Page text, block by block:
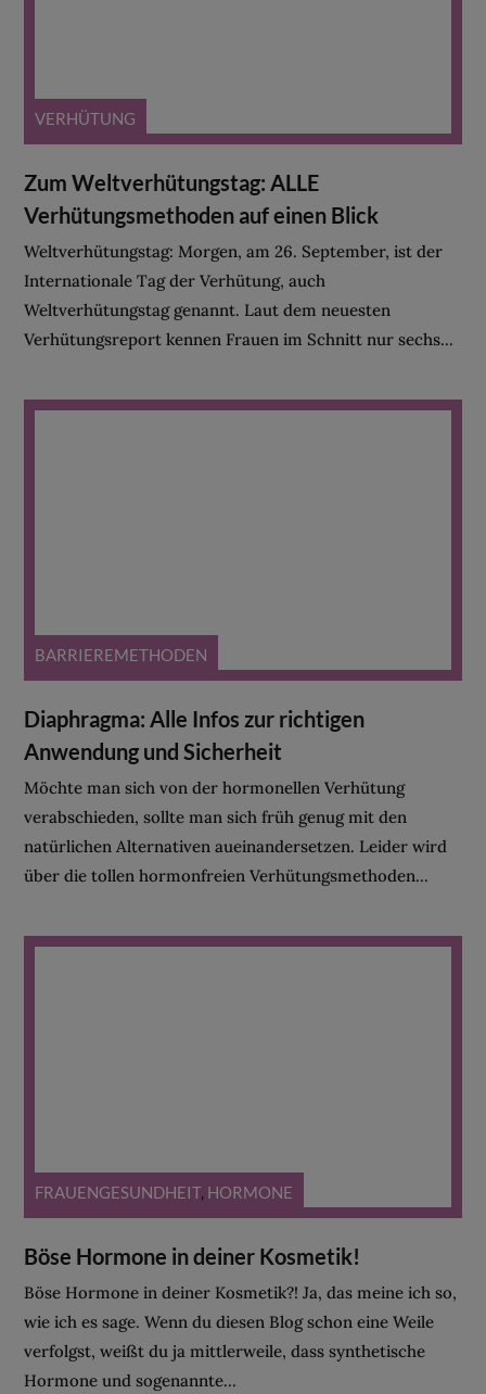
VERHÜTUNG
Zum Weltverhütungstag: ALLE
Verhütungsmethoden auf einen Blick
Weltverhütungstag: Morgen, am 26. September, ist der
Internationale Tag der Verhütung, auch
Weltverhütungstag genannt. Laut dem neuesten
Verhütungsreport kennen Frauen im Schnitt nur sechs...
BARRIEREMETHODEN
Diaphragma: Alle Infos zur richtigen
Anwendung und Sicherheit
Möchte man sich von der hormonellen Verhütung
verabschieden, sollte man sich früh genug mit den
natürlichen Alternativen aueinandersetzen. Leider wird
über die tollen hormonfreien Verhütungsmethoden...
FRAUENGESUNDHEIT, HORMONE
Böse Hormone in deiner Kosmetik!
Böse Hormone in deiner Kosmetik?! Ja, das meine ich so,
wie ich es sage. Wenn du diesen Blog schon eine Weile
verfolgst, weißt du ja mittlerweile, dass synthetische
Hormone und sogenannte...